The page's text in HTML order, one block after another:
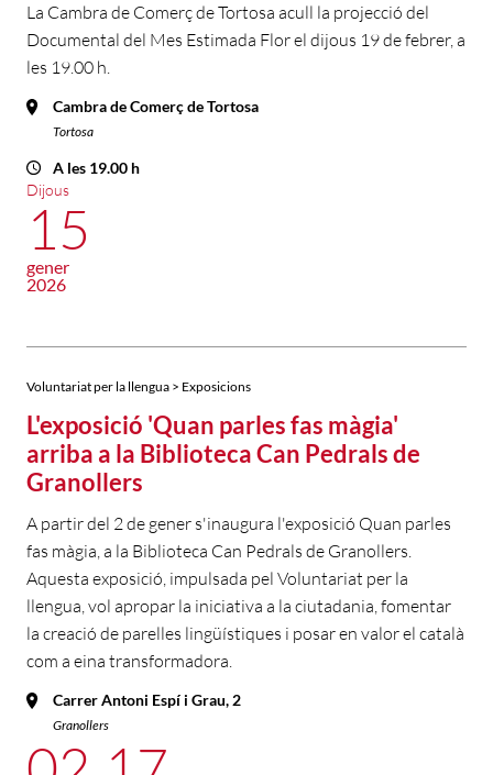
La Cambra de Comerç de Tortosa acull la projecció del
Documental del Mes Estimada Flor el dijous 19 de febrer, a
les 19.00 h.
Cambra de Comerç de Tortosa
Tortosa
A les 19.00 h
Dijous
15
gener
2026
Voluntariat per la llengua > Exposicions
L'exposició 'Quan parles fas màgia'
arriba a la Biblioteca Can Pedrals de
Granollers
A partir del 2 de gener s'inaugura l'exposició Quan parles
fas màgia, a la Biblioteca Can Pedrals de Granollers.
Aquesta exposició, impulsada pel Voluntariat per la
llengua, vol apropar la iniciativa a la ciutadania, fomentar
la creació de parelles lingüístiques i posar en valor el català
com a eina transformadora.
Carrer Antoni Espí i Grau, 2
Granollers